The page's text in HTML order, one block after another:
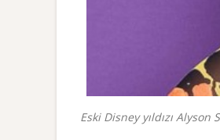
Eski Disney yıldızı Alyson